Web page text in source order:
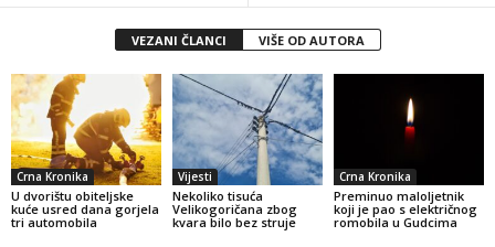
VEZANI ČLANCI VIŠE OD AUTORA
Crna Kronika
U dvorištu obiteljske
kuće usred dana gorjela
tri automobila
Vijesti
Nekoliko tisuća
Velikogoričana zbog
kvara bilo bez struje
Crna Kronika
Preminuo maloljetnik
koji je pao s električnog
romobila u Gudcima